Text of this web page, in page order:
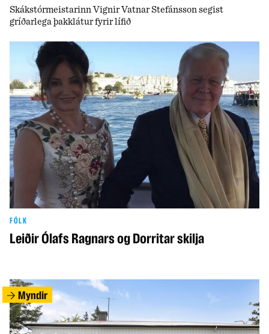
Skákstórmeistarinn Vignir Vatnar Stefánsson segist
gríðarlega þakklátur fyrir lífið
FÓLK
Leiðir Ólafs Ragnars og Dorritar skilja
Myndir